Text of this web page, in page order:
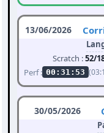
13/06/2026
Scratch :52/
Perf : 00:31:53
30/05/2026